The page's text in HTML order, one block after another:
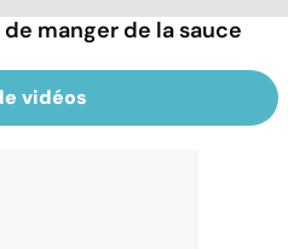
manger de la sauce
vidéos